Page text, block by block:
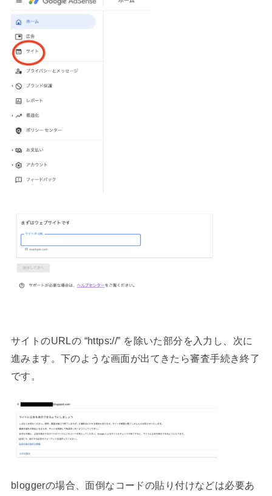
サイトのURLの “https://” を除いた部分を入力し、次に
進みます。下のような画面が出てきたら審査手続き終了
です。
bloggerの場合、面倒なコードの貼り付けなどは必要あ